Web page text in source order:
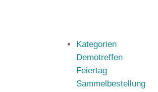
Kategorien
Demotreffen
Feiertag
Sammelbestellung